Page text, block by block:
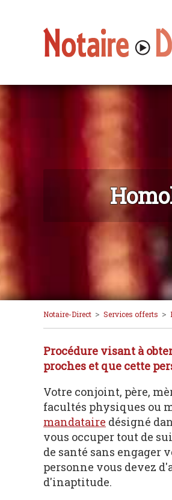
Notaire-Direct > Services offerts >
Procédure visant à
proches et que cette
Votre conjoint, père,
facultés physiques ou
mandataire désigné
vous occuper tout de
de santé sans engager
personne vous devez
d'inaptitude.